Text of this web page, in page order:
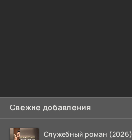
Свежие добавления
Служебный роман (2026)